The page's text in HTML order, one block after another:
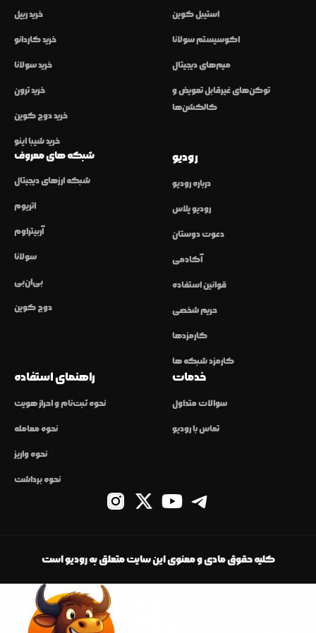
خرید ریپل
خرید کاردانو
خرید سولانا
خرید ترون
خرید دوج کوین
خرید شیبا اینو
استیبل کوین
اکوسیستم سولانا
میم‌های دیجیتال
توکن‌های غیرقابل تعویض و
کالکشن‌ها
شبکه های معروف
شبکه ارزهای دیجیتال
اتریوم
آربیتراوم
سولانا
بی‌ان‌بی
دوج کوین
رودیو
درباره رودیو
رودیو پلاس
دعوت دوستان
آکادمی
قوانین استفاده
حریم شخصی
کارمزدها
کارمزد شبکه ها
راهنمای استفاده
نحوه ثبت‌نام و احراز هویت
نحوه معامله
نحوه واریز
نحوه برداشت
خدمات
سوالات متداول
تماس با رودیو
کلیه حقوق مادی و معنوی این سایت متعلق به رودیو است